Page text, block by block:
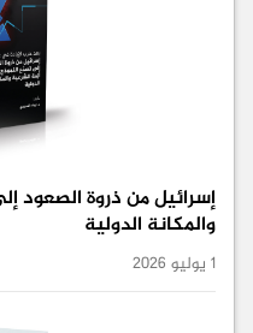
إسرائيل من ذروة الصعود
والمكانة الدولية
1 يوليو 2026